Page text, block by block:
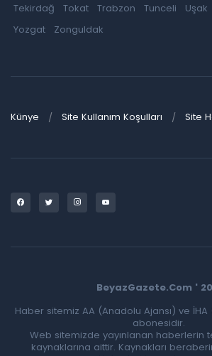
Tekirdağ
Tokat Trabzon Tunceli Uşak
Yozgat
Zonguldak
Künye Site Kullanım Koşulları Site
BeyazGazete.Com '
Haber sitemiz AA (Anadolu Ajansı) ve İHA
abonesidir.
Web sitemizde yayınlanan haberlerin
kaynaklarına aittir. Kaynakları